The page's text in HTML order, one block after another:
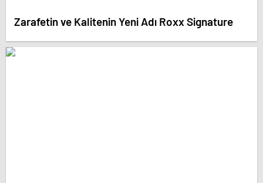
Zarafetin ve Kalitenin Yeni Adı Roxx Signature